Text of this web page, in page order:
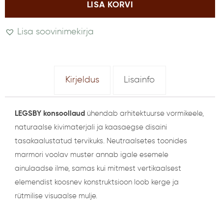
LISA KORVI
Lisa soovinimekirja
r
n
Kirjeldus Lisainfo
LEGSBY konsoollaud ühendab arhitektuurse vormikeele,
naturaalse kivimaterjali ja kaasaegse disaini
tasakaalustatud tervikuks. Neutraalsetes toonides
marmori voolav muster annab igale esemele
ainulaadse ilme, samas kui mitmest vertikaalsest
elemendist koosnev konstruktsioon loob kerge ja
rütmilise visuaalse mulje.